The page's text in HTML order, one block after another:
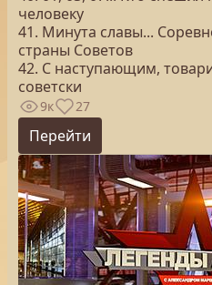
человеку
41. Минута славы...
страны Советов
42. С наступающим,
советски
9к 27
Перейти